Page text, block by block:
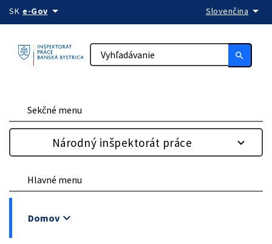
Preskočiť na obsah
SK e-Govarrow_drop_down Slovenčina arrow_drop_down
search
Sekčné menu
Národný inšpektorát práce
Hlavné menu
Domov keyboard_arrow_down